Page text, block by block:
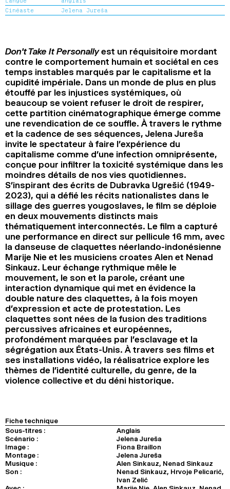
2024
2022
Cinéaste
Jelena Jureša
Don’t Take It Personallyest un réquisitoire mordant
contre le comportement humain et sociétal en ces
temps instables marqués par le capitalisme et la
cupidité impériale. Dans un monde de plus en plus
étouffé par les injustices systémiques, où
beaucoup se voient refuser le droit de respirer,
cette partition cinématographique émerge comme
une revendication de ce souffle. À travers le rythme
et la cadence de ses séquences, Jelena Jureša
invite le spectateur à faire l’expérience du
capitalisme comme d’une infection omniprésente,
conçue pour infiltrer la toxicité systémique dans les
moindres détails de nos vies quotidiennes.
S’inspirant des écrits de Dubravka Ugrešić (1949-
2023), qui a défié les récits nationalistes dans le
sillage des guerres yougoslaves, le film se déploie
en deux mouvements distincts mais
thématiquement interconnectés. Le film a capturé
une performance en direct sur pellicule 16 mm, avec
la danseuse de claquettes néerlando-indonésienne
Marije Nie et les musiciens croates Alen et Nenad
Sinkauz. Leur échange rythmique mêle le
mouvement, le son et la parole, créant une
interaction dynamique qui met en évidence la
double nature des claquettes, à la fois moyen
d’expression et acte de protestation. Les
claquettes sont nées de la fusion des traditions
percussives africaines et européennes,
profondément marquées par l’esclavage et la
ségrégation aux États-Unis. À travers ses films et
ses installations vidéo, la réalisatrice explore les
thèmes de l’identité culturelle, du genre, de la
violence collective et du déni historique.
Fiche technique
Sous-titres :
Anglais
Scénario :
Jelena Jureša
Image :
Fiona Braillon
Montage :
Jelena Jureša
Musique :
Alen Sinkauz, Nenad Sinkauz
Son :
Nenad Sinkauz, Hrvoje Pelicarić,
Ivan Zelić